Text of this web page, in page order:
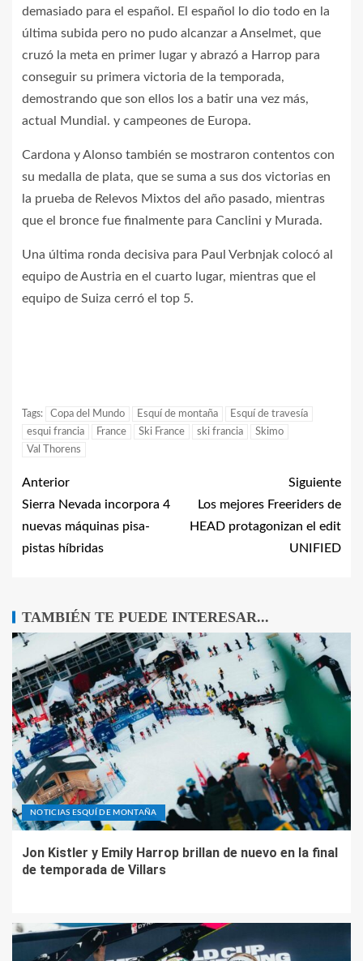
demasiado para el español. El español lo dio todo en la
última subida pero no pudo alcanzar a Anselmet, que
cruzó la meta en primer lugar y abrazó a Harrop para
conseguir su primera victoria de la temporada,
demostrando que son ellos los a batir una vez más,
actual Mundial. y campeones de Europa.
Cardona y Alonso también se mostraron contentos con
su medalla de plata, que se suma a sus dos victorias en
la prueba de Relevos Mixtos del año pasado, mientras
que el bronce fue finalmente para Canclini y Murada.
Una última ronda decisiva para Paul Verbnjak colocó al
equipo de Austria en el cuarto lugar, mientras que el
equipo de Suiza cerró el top 5.
Tags: Copa del Mundo Esquí de montaña
Esquí de travesía
esqui francia
France Ski France ski francia
Skimo
Val Thorens
Anterior
Sierra Nevada incorpora 4
nuevas máquinas pisa-
pistas híbridas
Siguiente
Los mejores Freeriders de
HEAD protagonizan el edit
UNIFIED
TAMBIÉN TE PUEDE INTERESAR...
NOTICIAS ESQUÍ DE MONTAÑA
Jon Kistler y Emily Harrop brillan de nuevo en la final
de temporada de Villars